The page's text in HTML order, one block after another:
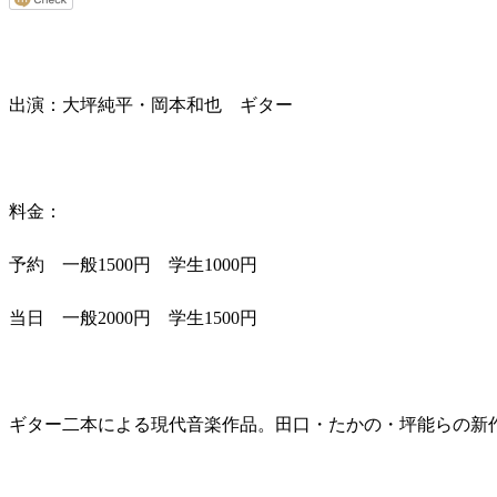
出演：大坪純平・岡本和也 ギター
料金：
予約 一般1500円 学生1000円
当日 一般2000円 学生1500円
ギター二本による現代音楽作品。田口・たかの・坪能らの新